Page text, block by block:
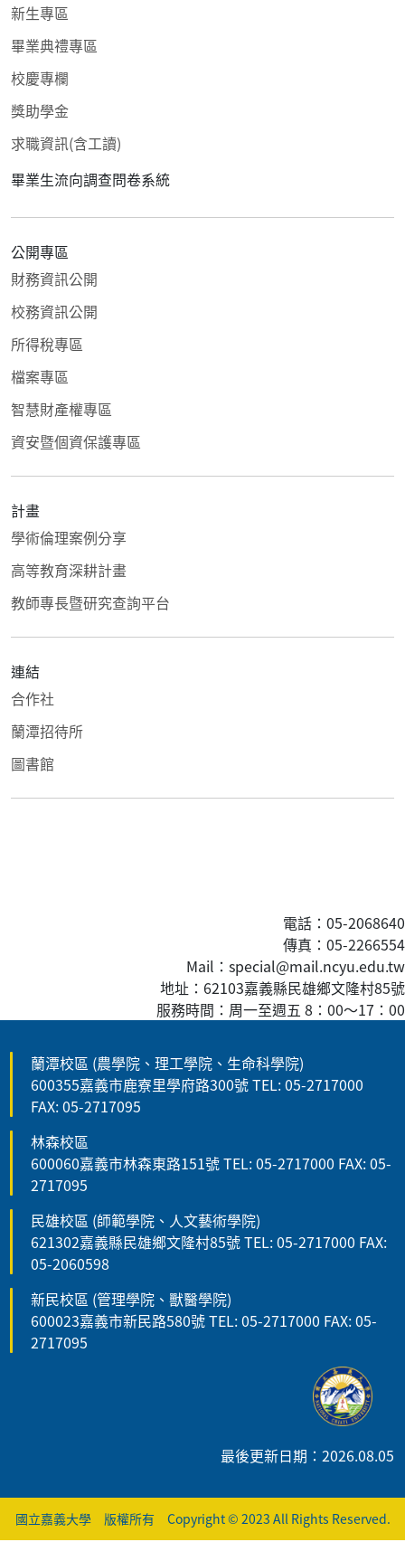
新生專區
畢業典禮專區
校慶專欄
獎助學金
求職資訊(含工讀)
畢業生流向調查問卷系統
公開專區
財務資訊公開
校務資訊公開
所得稅專區
檔案專區
智慧財產權專區
資安暨個資保護專區
計畫
學術倫理案例分享
高等教育深耕計畫
教師專長暨研究查詢平台
連結
合作社
蘭潭招待所
圖書館
電話：05-2068640
傳真 ：05-2266554
Mail：special@mail.ncyu.edu.tw
地址：62103嘉義縣民雄鄉文隆村85號
服務時間：周一至週五 8：00～17：00
蘭潭校區 (農學院、理工學院、生命科學院)
600355嘉義市鹿寮里學府路300號 TEL: 05-2717000
FAX: 05-2717095
林森校區
600060嘉義市林森東路151號 TEL: 05-2717000 FAX: 05-
2717095
民雄校區 (師範學院、人文藝術學院)
621302嘉義縣民雄鄉文隆村85號 TEL: 05-2717000 FAX:
05-2060598
新民校區 (管理學院、獸醫學院)
600023嘉義市新民路580號 TEL: 05-2717000 FAX: 05-
2717095
最後更新日期：2026.08.05
國立嘉義大學 版權所有 Copyright © 2023 All Rights Reserved.